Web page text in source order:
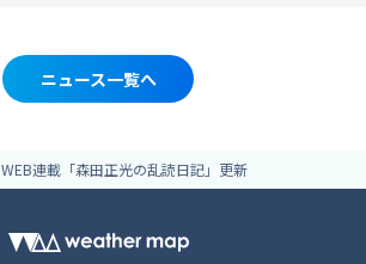
ニュース一覧へ
WEB連載「森田正光の乱読日記」更新